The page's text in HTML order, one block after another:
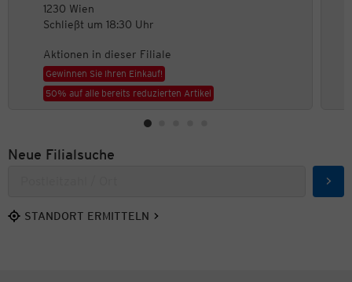
1230 Wien
Schließt um 18:30 Uhr
Aktionen in dieser Filiale
Gewinnen Sie Ihren Einkauf!
50% auf alle bereits reduzierten Artikel
Neue Filialsuche
STANDORT ERMITTELN